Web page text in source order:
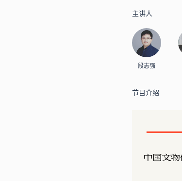
主讲人
段志强
节目介绍